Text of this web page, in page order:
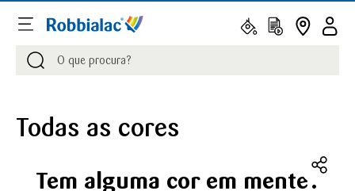
Procurar
Procurar
Todas as cores
Tem alguma cor em mente?